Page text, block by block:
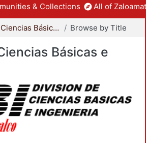
& Collections All of
División de Ciencias Básicas e Ingeniería Browse by Title
Básicas e